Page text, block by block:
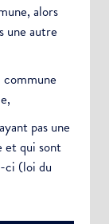
alors
une autre
commune
pas une
et qui sont
ci (loi du